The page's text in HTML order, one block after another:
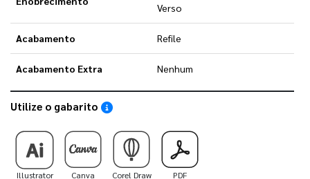
Verso
Acabamento Refile
Acabamento Extra Nenhum
Utilize o gabarito Saiba como utilizar os nossos gabaritos
Illustrator Canva Corel Draw PDF